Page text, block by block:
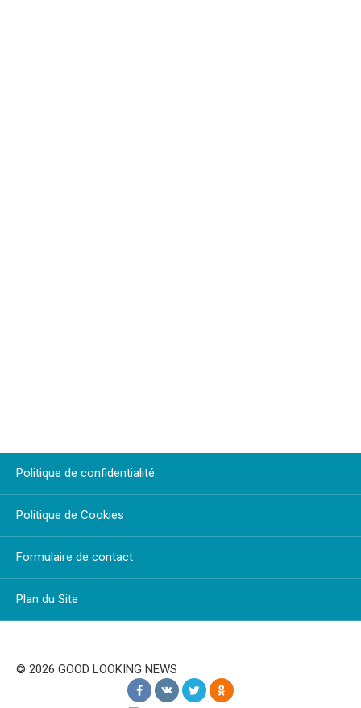
Politique de confidentialité
Politique de Cookies
Formulaire de contact
Plan du Site
© 2026 GOOD LOOKING NEWS